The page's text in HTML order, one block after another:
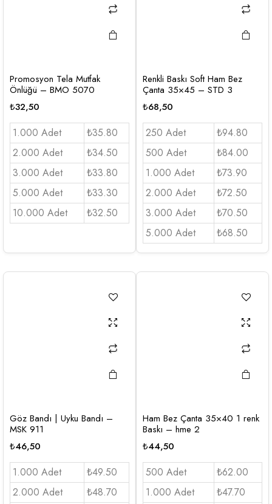
Promosyon Tela Mutfak
Önlüğü – BMO 5070
₺32,50
1.000 Adet
₺35.80
2.000 Adet
₺34.50
3.000 Adet
₺33.80
5.000 Adet
₺33.30
10.000 Adet
₺32.50
Renkli Baskı Soft Ham Bez
Çanta 35×45 – STD 3
₺68,50
250 Adet
₺94.80
500 Adet
₺84.00
1.000 Adet
₺73.90
2.000 Adet
₺72.50
3.000 Adet
₺70.50
5.000 Adet
₺68.50
Göz Bandı | Uyku Bandı –
MSK 911
₺46,50
1.000 Adet
₺49.50
2.000 Adet
₺48.70
Ham Bez Çanta 35×40 1 renk
Baskı – hme 2
₺44,50
500 Adet
₺62.00
1.000 Adet
₺47.70